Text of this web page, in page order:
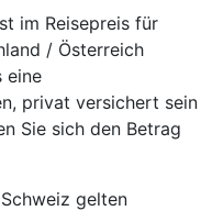
im Reisepreis für
/ Österreich
eine
privat versichert sein
Sie sich den Betrag
gelten